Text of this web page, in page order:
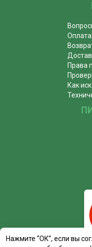
Оплата
Права
Как
Нажмите “ОК”, если вы